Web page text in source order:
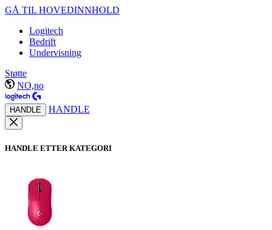
GÅ TIL HOVEDINNHOLD
Logitech
Bedrift
Undervisning
Støtte
NO,no
HANDLE HANDLE
HANDLE ETTER KATEGORI